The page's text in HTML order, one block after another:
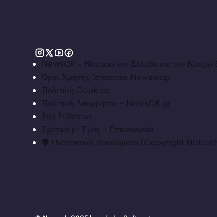
NewsOk - Νέα από την Ελλάδα και τον Κόσμο
Όροι Χρήσης Ιστότοπου Newsok.gr
Πολιτική Cookies
Πολιτική Απορρήτου – NewsOK.gr
Ροή Ειδήσεων
Σχετικά με Εμάς - Επικοινωνία
🛡️ Πνευματικά Δικαιώματα (Copyright Notice)